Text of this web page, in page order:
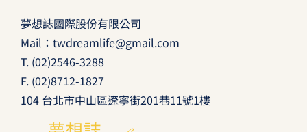
夢想誌國際股份有限公司
Mail： twdreamlife@gmail.com
T. (02)2546-3288
F. (02)8712-1827
104 台北市中山區遼寧街201巷11號1樓